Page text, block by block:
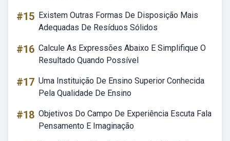
#15 Existem Outras Formas De Disposição Mais
Adequadas De Resíduos Sólidos
#16 Calcule As Expressões Abaixo E Simplifique O
Resultado Quando Possível
#17 Uma Instituição De Ensino Superior Conhecida
Pela Qualidade De Ensino
#18 Objetivos Do Campo De Experiência Escuta Fala
Pensamento E Imaginação